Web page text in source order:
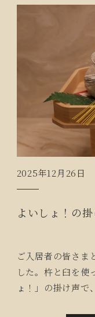
2025年12月26日
よいしょ！の
ご入居者の皆さま
した。杵と臼を使
ょ！」の掛け声で